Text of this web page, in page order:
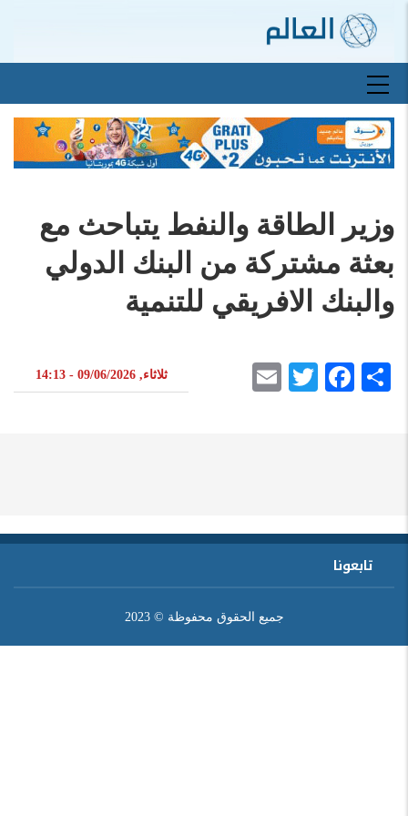
الرئيسيMain
navigation
وزير الطاقة والنفط يتباحث مع
بعثة مشتركة من البنك الدولي
والبنك الافريقي للتنمية
Share
Facebook
Twitter ثلاثاء, 09/06/2026 - 14:13
تابعونا
جميع الحقوق محفوظة © 2023